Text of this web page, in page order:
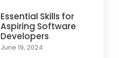
Essential Skills for
Aspiring Software
Developers
June 19, 2024